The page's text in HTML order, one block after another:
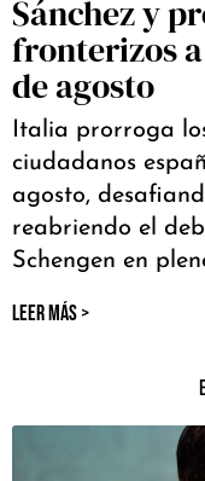
Sánchez y
fronterizos a
de agosto
Italia prorroga
ciudadanos
agosto,
reabriendo el
Schengen en
LEER MÁS >